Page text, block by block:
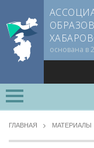
основана в
ВСЕ РАЗДЕЛЫ »
МЕТОДИЧЕСКИЙ
О СОВЕТЕ
Документы CMO
ГЛАВНАЯ МАТЕРИАЛЫ